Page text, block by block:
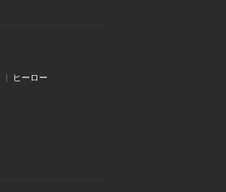
ヒーロー